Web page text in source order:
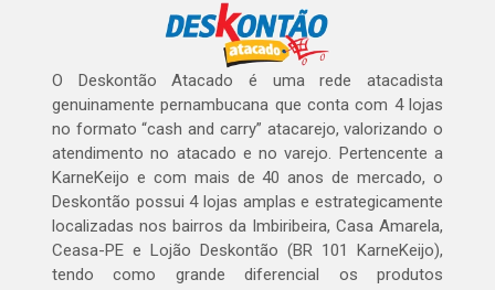
O Deskontão Atacado é uma rede atacadista
genuinamente pernambucana que conta com 4 lojas
no formato “cash and carry” atacarejo, valorizando o
atendimento no atacado e no varejo. Pertencente a
KarneKeijo e com mais de 40 anos de mercado, o
Deskontão possui 4 lojas amplas e estrategicamente
localizadas nos bairros da Imbiribeira, Casa Amarela,
Ceasa-PE e Lojão Deskontão (BR 101 KarneKeijo),
tendo como grande diferencial os produtos